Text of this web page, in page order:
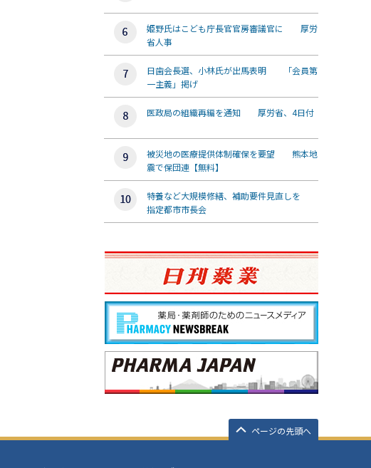
姫野氏はこども庁長官官房審議官に 厚労
省人事
日歯会長選、小林氏が出馬表明 「会員第
一主義」掲げ
医政局の組織再編を通知 厚労省、4日付
被災地の医療提供体制確保を要望 熊本地
震で保団連【無料】
特養など大規模修繕、補助要件見直しを
指定都市市長会
ページの先頭へ